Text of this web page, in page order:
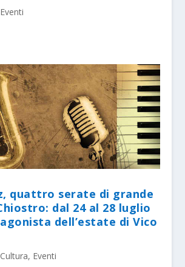
Eventi
quattro serate di grande
dal 24 al 28 luglio
dell’estate di Vico
Cultura, Eventi